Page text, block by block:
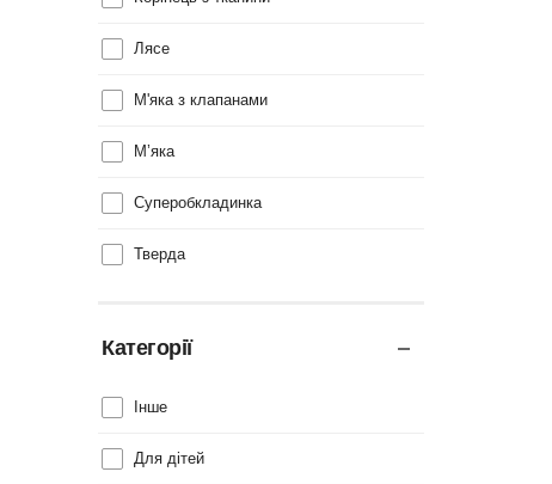
Лясе
М'яка з клапанами
М’яка
Суперобкладинка
Тверда
Категорії
Інше
Для дітей